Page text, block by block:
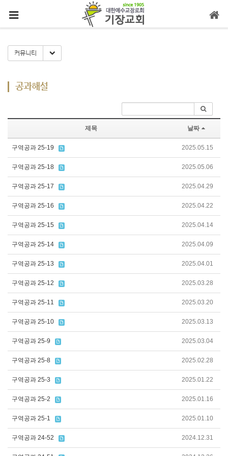
커뮤니티 Toggle Dropdown
공과해설
제목 날짜
구역공과 25-19 2025.05.15
구역공과 25-18 2025.05.06
구역공과 25-17 2025.04.29
구역공과 25-16 2025.04.22
구역공과 25-15 2025.04.14
구역공과 25-14 2025.04.09
구역공과 25-13 2025.04.01
구역공과 25-12 2025.03.28
구역공과 25-11 2025.03.20
구역공과 25-10 2025.03.13
구역공과 25-9 2025.03.04
구역공과 25-8 2025.02.28
구역공과 25-3 2025.01.22
구역공과 25-2 2025.01.16
구역공과 25-1 2025.01.10
구역공과 24-52 2024.12.31